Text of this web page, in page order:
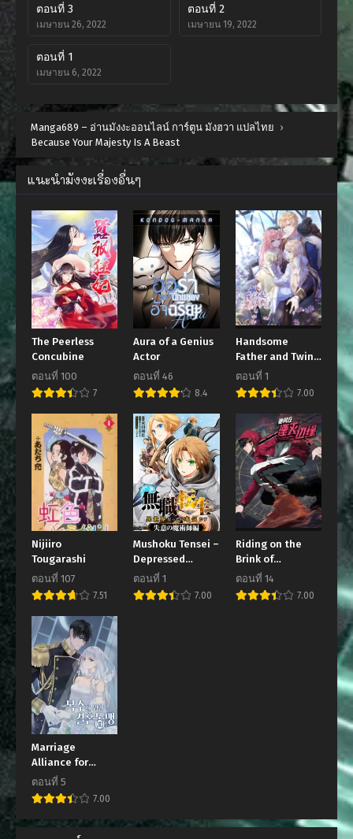
ตอนที่ 3
เมษายน 26, 2022
ตอนที่ 2
เมษายน 19, 2022
ตอนที่ 1
เมษายน 6, 2022
Manga689 – อ่านมังงะออนไลน์ การ์ตูน มังฮวา แปลไทย ›
Because Your Majesty Is A Beast
แนะนำมังงะเรื่องอื่นๆ
The Peerless
Concubine
ตอนที่ 100
7
Aura of a Genius
Actor
ตอนที่ 46
8.4
Handsome
Father and Twin
Daugthers
ตอนที่ 1
7.00
Nijiiro
Tougarashi
ตอนที่ 107
7.51
Mushoku Tensei –
Depressed
Magician Arc
ตอนที่ 1
7.00
Riding on the
Brink of
Annihilation
ตอนที่ 14
7.00
Marriage
Alliance for
Revenge
ตอนที่ 5
7.00